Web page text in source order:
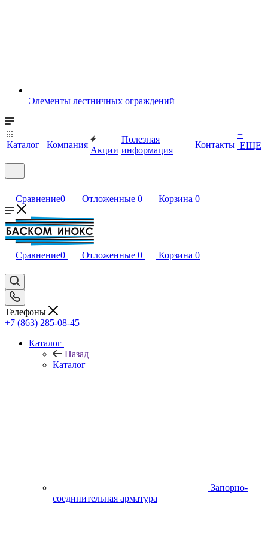
Элементы лестничных ограждений
Каталог Компания
Акции
Полезная
информация
Контакты
+
ЕЩЕ
Сравнение0 Отложенные 0 Корзина 0
Сравнение0 Отложенные 0 Корзина 0
Телефоны
+7 (863) 285-08-45
Каталог
Назад
Каталог
Запорно-
соединительная арматура